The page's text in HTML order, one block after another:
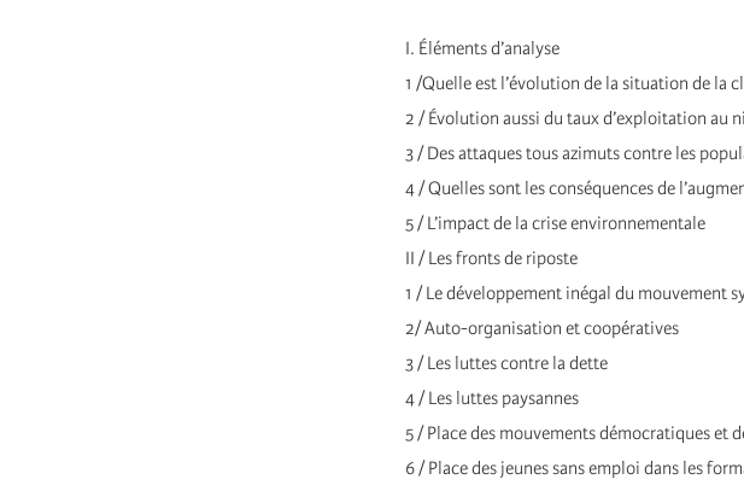
I. Éléments d’analyse
1 /Quelle est l’évolution de la situation de la
2 / Évolution aussi du taux d’exploitation au
3 / Des attaques tous azimuts contre les
4 / Quelles sont les conséquences de
5 / L’impact de la crise environnementale
II / Les fronts de riposte
1 / Le développement inégal du mouvement
2/ Auto-organisation et coopératives
3 / Les luttes contre la dette
4 / Les luttes paysannes
5 / Place des mouvements démocratiques et
6 / Place des jeunes sans emploi dans les